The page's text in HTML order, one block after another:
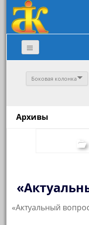
Боковая колонка
Архивы
«Актуальный